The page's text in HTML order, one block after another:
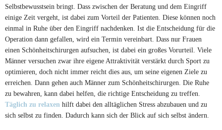
Selbstbewusstsein bringt. Dass zwischen der Beratung und dem Eingriff
einige Zeit vergeht, ist dabei zum Vorteil der Patienten. Diese können noch
einmal in Ruhe über den Eingriff nachdenken. Ist die Entscheidung für die
Operation dann gefallen, wird ein Termin vereinbart. Dass nur Frauen
einen Schönheitschirurgen aufsuchen, ist dabei ein großes Vorurteil. Viele
Männer versuchen zwar ihre eigene Attraktivität verstärkt durch Sport zu
optimieren, doch nicht immer reicht dies aus, um seine eigenen Ziele zu
erreichen. Dann gehen auch Männer zum Schönheitschirurgen. Die Ruhe
zu bewahren, kann dabei helfen, die richtige Entscheidung zu treffen.
Täglich zu relaxen hilft dabei den alltäglichen Stress abzubauen und zu
sich selbst zu finden. Dadurch kann sich der Blick auf sich selbst ändern.